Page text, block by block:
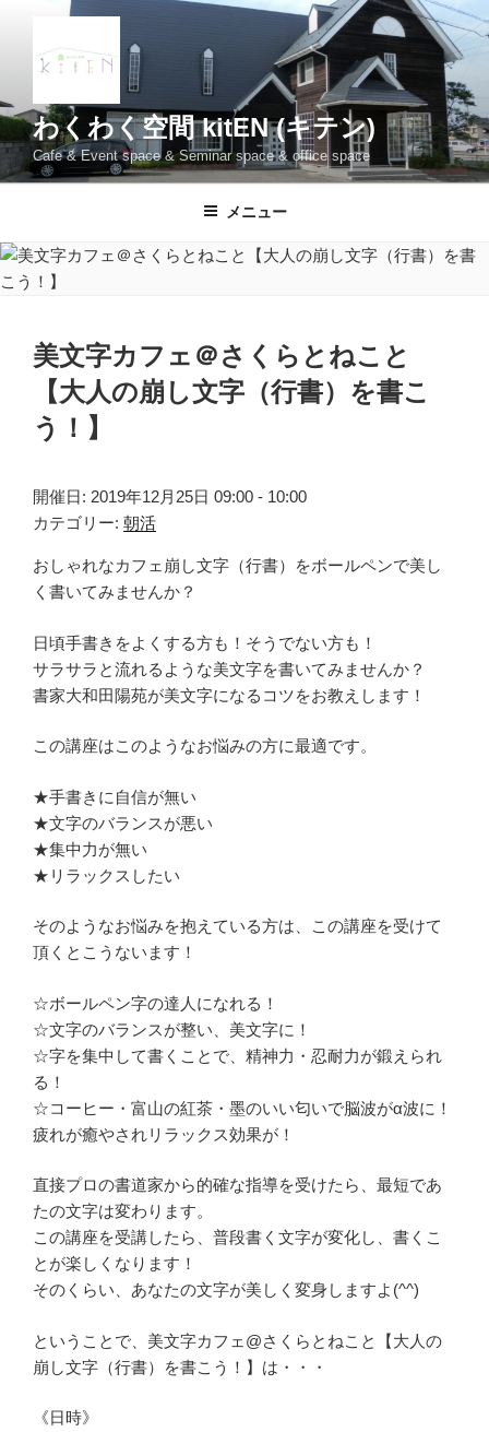
ツ
へ
ス
プ
わくわく空間 kitEN (キテン)
Cafe & Event space & Seminar space & office space
メニュー
美文字カフェ＠さくらとねこと
【大人の崩し文字（行書）を書こ
う！】
開催日: 2019年12月25日 09:00 - 10:00
カテゴリー: 朝活
おしゃれなカフェ崩し文字（行書）をボールペンで美し
く書いてみませんか？
日頃手書きをよくする方も！そうでない方も！
サラサラと流れるような美文字を書いてみませんか？
書家大和田陽苑が美文字になるコツをお教えします！
この講座はこのようなお悩みの方に最適です。
★手書きに自信が無い
★文字のバランスが悪い
★集中力が無い
★リラックスしたい
そのようなお悩みを抱えている方は、この講座を受けて
頂くとこうないます！
☆ボールペン字の達人になれる！
☆文字のバランスが整い、美文字に！
☆字を集中して書くことで、精神力・忍耐力が鍛えられ
る！
☆コーヒー・富山の紅茶・墨のいい匂いで脳波がα波に！
疲れが癒やされリラックス効果が！
直接プロの書道家から的確な指導を受けたら、最短であ
たの文字は変わります。
この講座を受講したら、普段書く文字が変化し、書くこ
とが楽しくなります！
そのくらい、あなたの文字が美しく変身しますよ(^^)
ということで、美文字カフェ@さくらとねこと【大人の
崩し文字（行書）を書こう！】は・・・
《日時》